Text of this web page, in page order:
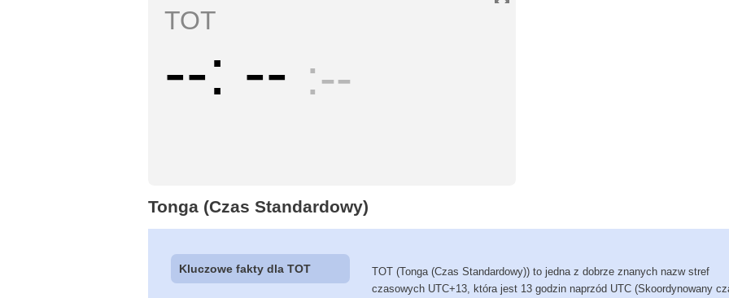
TOT
-- -- --
Tonga (Czas Standardowy)
Kluczowe fakty dla TOT
TOT (Tonga (Czas Standardowy)) to jedna z dobrze znanych nazw stref
czasowych UTC+13, która jest 13 godzin naprzód UTC (Skoordynowany